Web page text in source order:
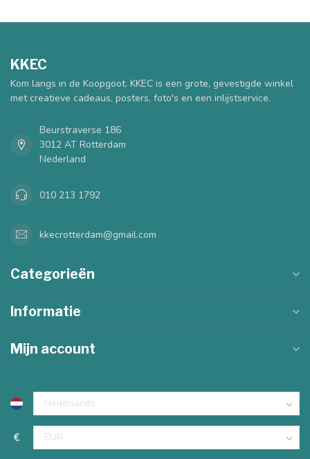
KKEC
Kom langs in de Koopgoot. KKEC is een grote, gevestigde winkel
met creatieve cadeaus, posters, foto's en een inlijstservice.
Beurstraverse 186
3012 AT Rotterdam
Nederland
010 213 1792
kkecrotterdam@gmail.com
Categorieën
Informatie
Mijn account
€